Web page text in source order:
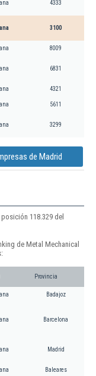
4333
3100
8009
6831
4321
5611
3299
de Madrid
118.329 del
de Metal Mechanical
Provincia
Badajoz
Barcelona
Madrid
Baleares